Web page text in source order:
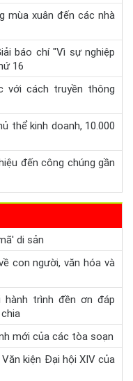
mùa xuân đến các nhà
báo chí "Vì sự nghiệp
16
với cách truyền thông
thể kinh doanh, 10.000
đến công chúng gần
di sản
con người, văn hóa và
hành trình đền ơn đáp
mới của các tòa soạn
kiện Đại hội XIV của